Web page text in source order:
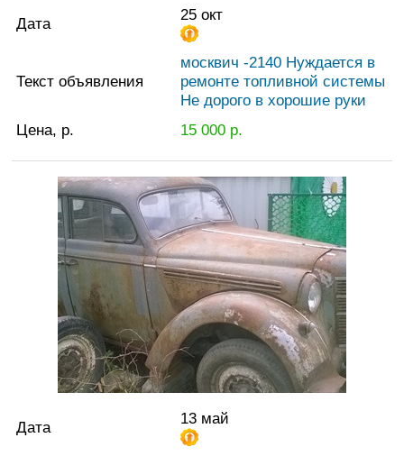
Дата 25 окт
Текст объявления
москвич -2140 Нуждается в
ремонте топливной системы
Не дорого в хорошие руки
Цена, р.
15 000р.
Дата 13 май